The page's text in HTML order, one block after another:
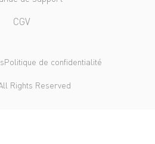
CGV
Politique de confidentialité
Rights Reserved